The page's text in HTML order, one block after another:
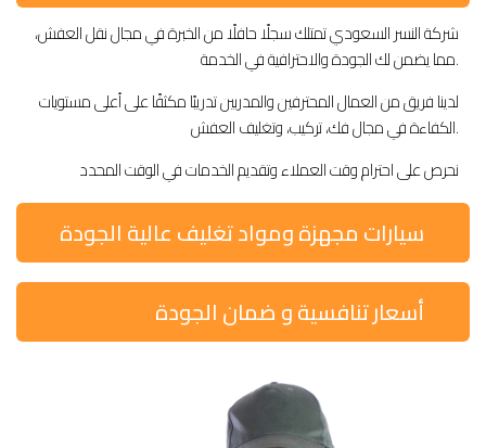
شركة النسر السعودي تمتلك سجلًا حافلًا من الخبرة في مجال نقل العفش،
مما يضمن لك الجودة والاحترافية في الخدمة.
لدينا فريق من العمال المحترفين والمدربين تدريبًا مكثفًا على أعلى مستويات
الكفاءة في مجال فك، تركيب، وتغليف العفش.
نحرص على احترام وقت العملاء وتقديم الخدمات في الوقت المحدد
سيارات مجهزة ومواد تغليف عالية الجودة
أسعار تنافسية و ضمان الجودة